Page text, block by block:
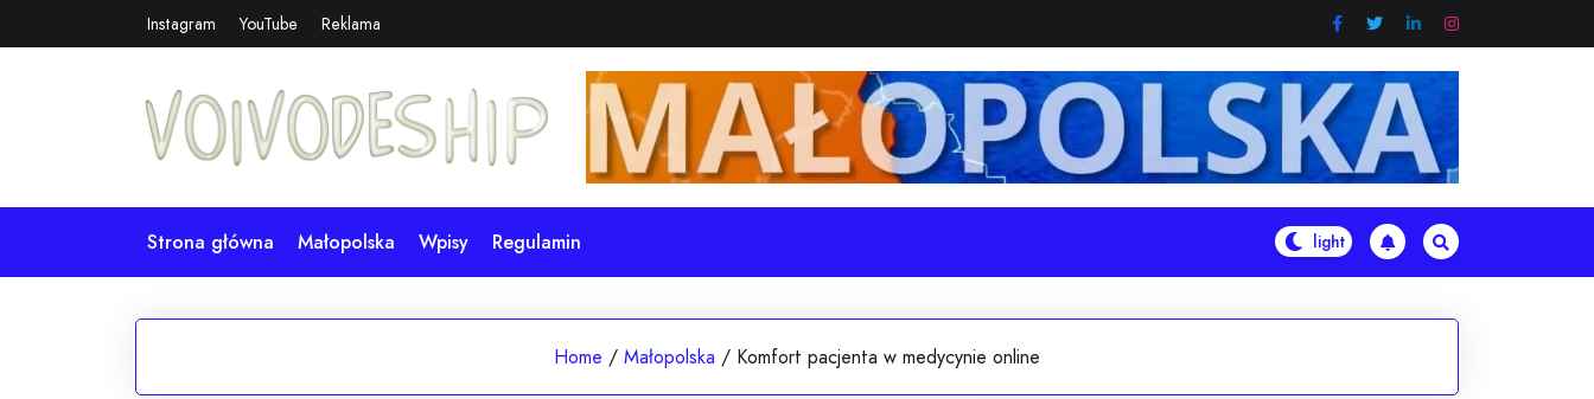
to
Instagram YouTube Reklama
Strona główna Małopolska Wpisy Regulamin
Home / Małopolska / Komfort pacjenta w medycynie online